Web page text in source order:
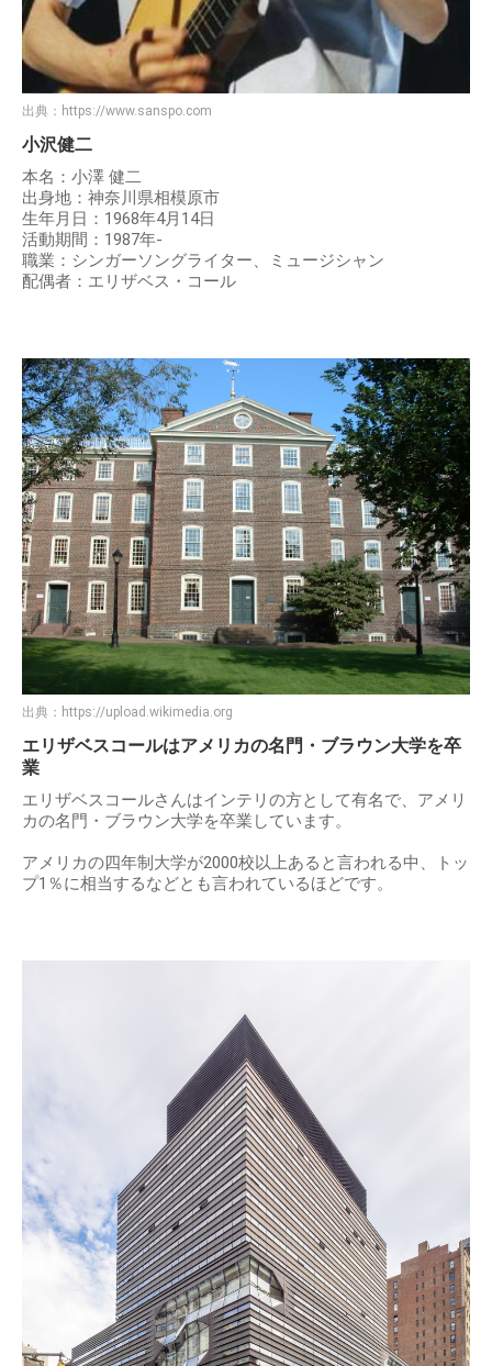
出典： https://www.sanspo.com
小沢健二
本名：小澤 健二
出身地：神奈川県相模原市
生年月日：1968年4月14日
活動期間：1987年-
職業：シンガーソングライター、ミュージシャン
配偶者：エリザベス・コール
出典： https://upload.wikimedia.org
エリザベスコールはアメリカの名門・ブラウン大学を卒
業
エリザベスコールさんはインテリの方として有名で、アメリ
カの名門・ブラウン大学を卒業しています。
アメリカの四年制大学が2000校以上あると言われる中、トッ
プ1％に相当するなどとも言われているほどです。